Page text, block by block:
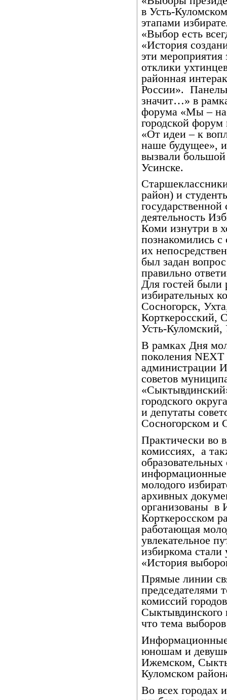
в Усть-
этапами
«Выбор есть
«История
эти
отклики
районная
России».
значит…» в
форума «Мы –
городской
«От идеи – к
наше будущее»,
вызвали
Усинске.
район) и
деятельность
Коми изнутри в
познакомились с
их
был задан
правильно
Для гостей были
избирательных
Сосногорск,
Корткеросский,
Усть-
В рамках Дня
поколения NEXT
администрации
советов
городского
и депутаты
Сосногорском и
Практически во
комиссиях, а
молодого
архивных
организованы в
Корткеросском
работающая
увлекательное
избиркома
«История
Прямые линии
председателями
комиссий
Сыктывдинского
что тема
Информационные
юношам и
Ижемском,
Куломском
Во всех городах